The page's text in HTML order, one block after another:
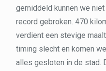
gemiddeld kunnen we
record gebroken. 470
verdient een stevige
timing slecht en komen
alles gesloten in de stad.